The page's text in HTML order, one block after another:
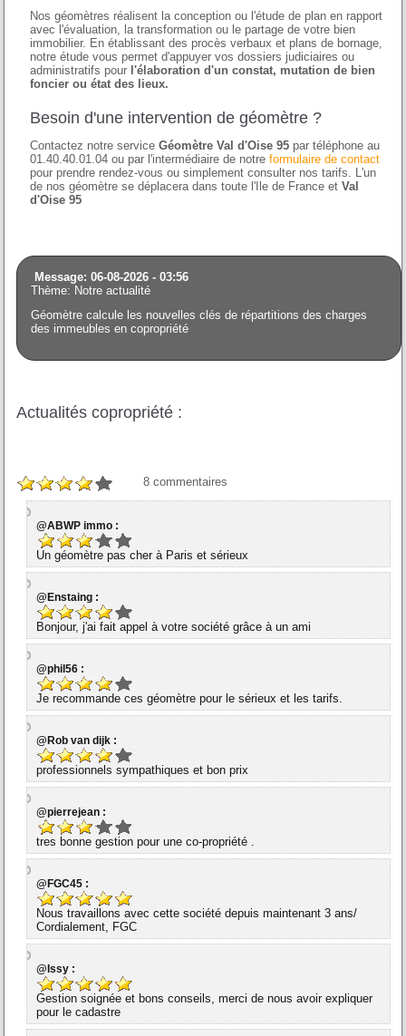
Nos géomètres réalisent la conception ou l'étude de plan en rapport
avec l'évaluation, la transformation ou le partage de votre bien
immobilier. En établissant des procès verbaux et plans de bornage,
notre étude vous permet d'appuyer vos dossiers judiciaires ou
administratifs pour l'élaboration d'un constat, mutation de bien
foncier ou état des lieux.
Besoin d'une intervention de géomètre ?
Contactez notre serviceGéomètre Val d'Oise 95 par téléphone au
01.40.40.01.04 ou par l'intermédiaire de notreformulaire de contact
pour prendre rendez-vous ou simplement consulter nos tarifs. L'un
de nos géomètre se déplacera dans toute l'Ile de France etVal
d'Oise 95
Message: 06-08-2026 - 03:56
Thème: Notre actualité
Géomètre calcule les nouvelles clés de répartitions des charges
des immeubles en copropriété
Actualités copropriété :
8 commentaires
@ABWP immo :
Un géomètre pas cher à Paris et sérieux
@Enstaing :
Bonjour, j'ai fait appel à votre société grâce à un ami
@phil56 :
Je recommande ces géomètre pour le sérieux et les tarifs.
@Rob van dijk :
professionnels sympathiques et bon prix
@pierrejean :
tres bonne gestion pour une co-propriété .
@FGC45 :
Nous travaillons avec cette société depuis maintenant 3 ans/
Cordialement, FGC
@Issy :
Gestion soignée et bons conseils, merci de nous avoir expliquer
pour le cadastre